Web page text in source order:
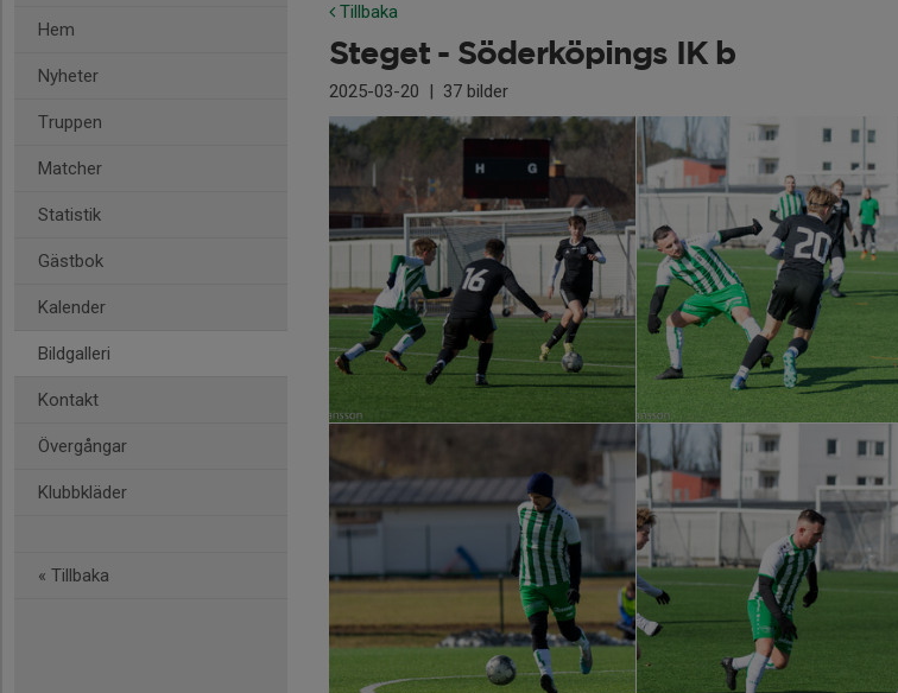
Hem
Nyheter
Truppen
Matcher
Statistik
Gästbok
Kalender
Bildgalleri
Kontakt
Övergångar
Klubbkläder
« Tillbaka
Tillbaka
Steget - Söderköpings IK b
2025-03-20 | 37 bilder